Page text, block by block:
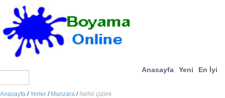
Anasayfa Yeni En İyi
Anasayfa /Yerler / Manzara / Nehir çizimi